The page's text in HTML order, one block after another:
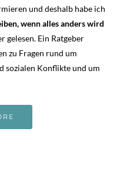
und deshalb habe ich
wenn alles anders wird
gelesen. Ein Ratgeber
zu Fragen rund um
sozialen Konflikte und um